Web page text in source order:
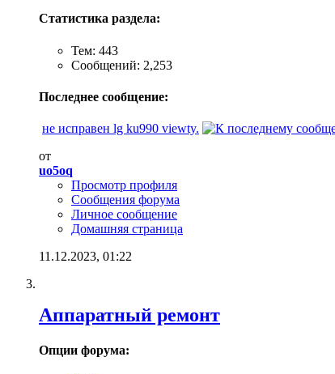
Статистика раздела:
Тем: 443
Сообщений: 2,253
Последнее сообщение:
не исправен lg ku990 viewty.
от
uo5oq
Просмотр профиля
Сообщения форума
Личное сообщение
Домашняя страница
11.12.2023, 01:22
Аппаратный ремонт
Опции форума: